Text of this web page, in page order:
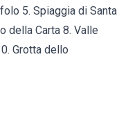
5. Spiaggia di Santa
della Carta 8. Valle
Grotta dello